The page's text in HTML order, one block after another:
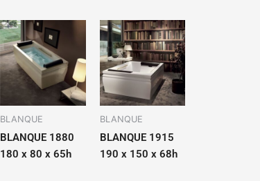
BLANQUE
BLANQUE 1880
180 x 80 x 65h
BLANQUE
BLANQUE 1915
190 x 150 x 68h